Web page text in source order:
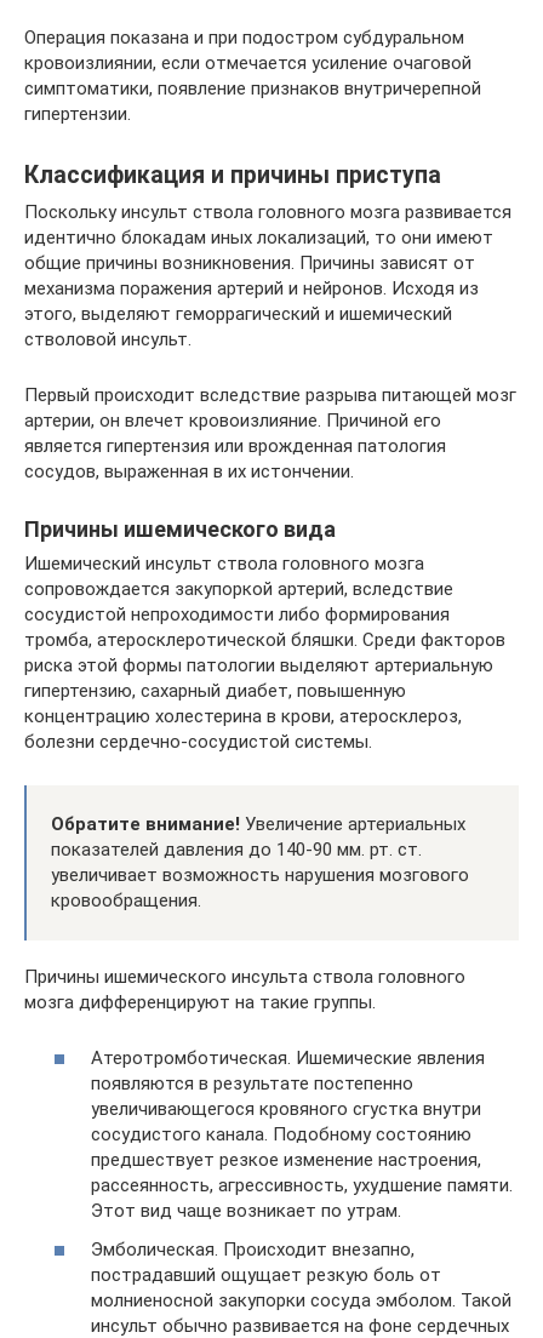
Операция показана и при подостром субдуральном
кровоизлиянии, если отмечается усиление очаговой
симптоматики, появление признаков внутричерепной
гипертензии.
Классификация и причины приступа
Поскольку инсульт ствола головного мозга развивается
идентично блокадам иных локализаций, то они имеют
общие причины возникновения. Причины зависят от
механизма поражения артерий и нейронов. Исходя из
этого, выделяют геморрагический и ишемический
стволовой инсульт.
Первый происходит вследствие разрыва питающей мозг
артерии, он влечет кровоизлияние. Причиной его
является гипертензия или врожденная патология
сосудов, выраженная в их истончении.
Причины ишемического вида
Ишемический инсульт ствола головного мозга
сопровождается закупоркой артерий, вследствие
сосудистой непроходимости либо формирования
тромба, атеросклеротической бляшки. Среди факторов
риска этой формы патологии выделяют артериальную
гипертензию, сахарный диабет, повышенную
концентрацию холестерина в крови, атеросклероз,
болезни сердечно-сосудистой системы.
Обратите внимание! Увеличение артериальных
показателей давления до 140-90 мм. рт. ст.
увеличивает возможность нарушения мозгового
кровообращения.
Причины ишемического инсульта ствола головного
мозга дифференцируют на такие группы.
Атеротромботическая. Ишемические явления
появляются в результате постепенно
увеличивающегося кровяного сгустка внутри
сосудистого канала. Подобному состоянию
предшествует резкое изменение настроения,
рассеянность, агрессивность, ухудшение памяти.
Этот вид чаще возникает по утрам.
Эмболическая. Происходит внезапно,
пострадавший ощущает резкую боль от
молниеносной закупорки сосуда эмболом. Такой
инсульт обычно развивается на фоне сердечных